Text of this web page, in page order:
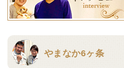
やまなか6ヶ条